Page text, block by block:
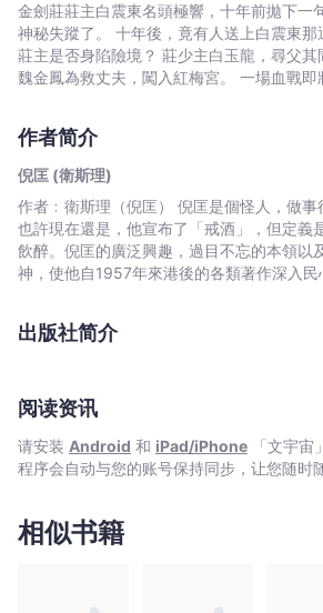
梅
金
劍
倪
(衛
斯
理)
-
宙
Bookniverse
金劍莊莊主白震東名頭極響，十年前拋下一
神秘失蹤了。 十年後，竟有人送上白震東那
莊主是否身陷險境？ 莊少主白玉龍，尋父
魏金鳳為救丈夫，闖入紅梅宮。 一場血戰即
作者简介
倪匡 (衛斯理)
作者﹕衛斯理（倪匡） 倪匡是個怪人，做事往往出人意表。近年，
也許現在還是，他宣布了「戒酒」，但定義
飲醉。倪匡的廣泛興趣，過目不忘的本領以
神，使他自1957年來港後的各類著作深入民
啟文 從害怕寫作變成天天寫作，從一名編劇變成了小說作者。在接
小說，因為筆下一字一句都能原汁原味送到
說系列廣受小讀者歡迎，長踞暢銷書榜。 繪畫﹕余遠鍠 從事多年漫
畫工作。著名作品有﹕《數碼暴龍》（改編
好書之一）,《動夢成真》（中學電影動畫
促進局製作）,《大偵探福爾摩斯》（全港最
出版社简介
阅读资讯
请安装 Android 和 iPad/iPhone 「文宇宙
程序会自动与您的账号保持同步，让您随时
相似书籍